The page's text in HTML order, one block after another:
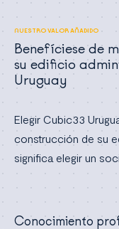
NUESTRO VALOR AÑADIDO
Benefíciese de
su edificio
Uruguay
Elegir Cubic33
construcción de su
significa elegir un
Conocimiento